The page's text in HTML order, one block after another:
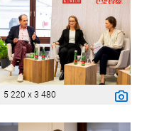
5 220 x 3 480